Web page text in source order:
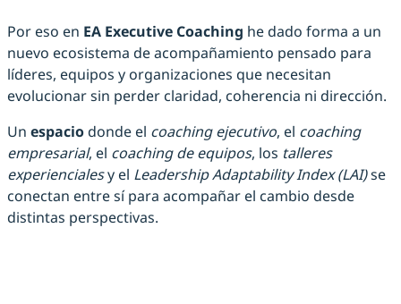
Por eso en EA Executive Coaching he dado forma a un
nuevo ecosistema de acompañamiento pensado para
líderes, equipos y organizaciones que necesitan
evolucionar sin perder claridad, coherencia ni dirección.
Un espaciodonde el coaching ejecutivo, el coaching
empresarial, el coaching de equipos, los talleres
experiencialesy el Leadership Adaptability Index (LAI)se
conectan entre sí para acompañar el cambio desde
distintas perspectivas.